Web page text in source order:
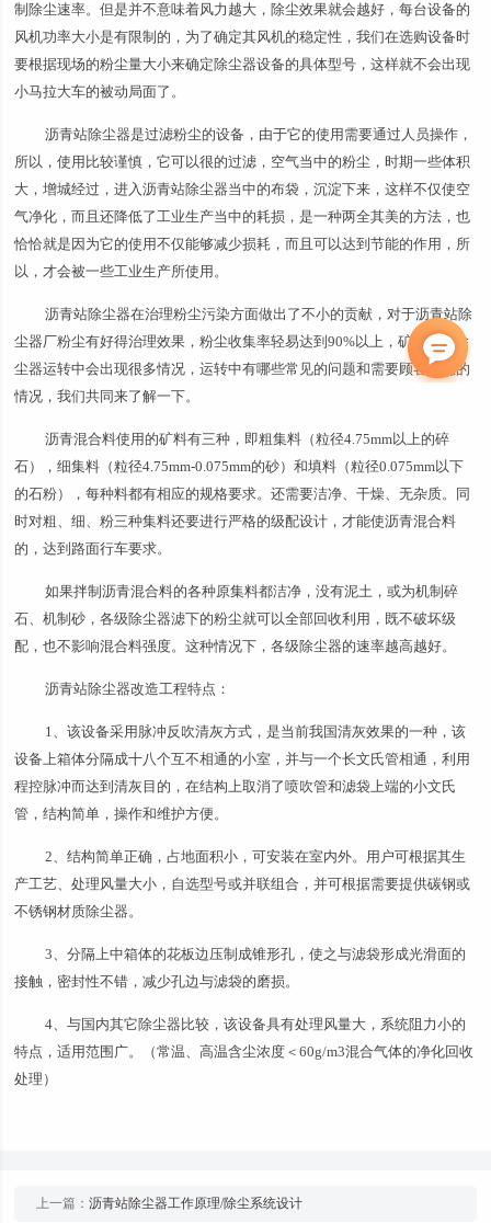
制除尘速率。但是并不意味着风力越大，除尘效果就会越好，每台设备的
风机功率大小是有限制的，为了确定其风机的稳定性，我们在选购设备时
要根据现场的粉尘量大小来确定除尘器设备的具体型号，这样就不会出现
小马拉大车的被动局面了。
沥青站除尘器是过滤粉尘的设备，由于它的使用需要通过人员操作，
所以，使用比较谨慎，它可以很的过滤，空气当中的粉尘，时期一些体积
大，增城经过，进入沥青站除尘器当中的布袋，沉淀下来，这样不仅使空
气净化，而且还降低了工业生产当中的耗损，是一种两全其美的方法，也
恰恰就是因为它的使用不仅能够减少损耗，而且可以达到节能的作用，所
以，才会被一些工业生产所使用。
沥青站除尘器在治理粉尘污染方面做出了不小的贡献，对于沥青站除
尘器厂粉尘有好得治理效果，粉尘收集率轻易达到90%以上，矿山布袋除
尘器运转中会出现很多情况，运转中有哪些常见的问题和需要顾客注意的
情况，我们共同来了解一下。
沥青混合料使用的矿料有三种，即粗集料（粒径4.75mm以上的碎
石），细集料（粒径4.75mm-0.075mm的砂）和填料（粒径0.075mm以下
的石粉），每种料都有相应的规格要求。还需要洁净、干燥、无杂质。同
时对粗、细、粉三种集料还要进行严格的级配设计，才能使沥青混合料
的，达到路面行车要求。
如果拌制沥青混合料的各种原集料都洁净，没有泥土，或为机制碎
石、机制砂，各级除尘器滤下的粉尘就可以全部回收利用，既不破坏级
配，也不影响混合料强度。这种情况下，各级除尘器的速率越高越好。
沥青站除尘器改造工程特点：
1、该设备采用脉冲反吹清灰方式，是当前我国清灰效果的一种，该
设备上箱体分隔成十八个互不相通的小室，并与一个长文氏管相通，利用
程控脉冲而达到清灰目的，在结构上取消了喷吹管和滤袋上端的小文氏
管，结构简单，操作和维护方便。
2、结构简单正确，占地面积小，可安装在室内外。用户可根据其生
产工艺、处理风量大小，自选型号或并联组合，并可根据需要提供碳钢或
不锈钢材质除尘器。
3、分隔上中箱体的花板边压制成锥形孔，使之与滤袋形成光滑面的
接触，密封性不错，减少孔边与滤袋的磨损。
4、与国内其它除尘器比较，该设备具有处理风量大，系统阻力小的
特点，适用范围广。（常温、高温含尘浓度＜60g/m3混合气体的净化回收
处理）
上一篇：沥青站除尘器工作原理/除尘系统设计